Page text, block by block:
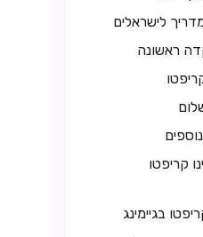
לישראלים
ראשונה
קריפטו
בגיימינג